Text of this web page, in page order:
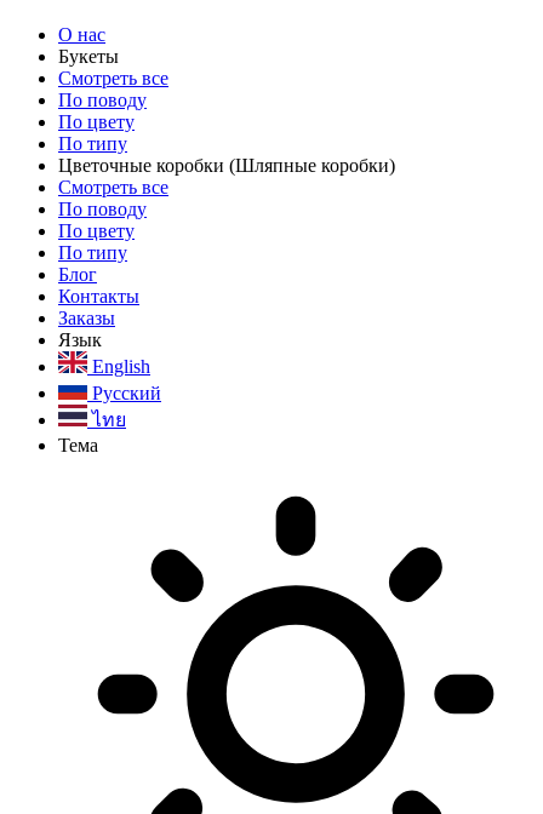
О нас
Букеты
Смотреть все
По поводу
По цвету
По типу
Цветочные коробки (Шляпные коробки)
Смотреть все
По поводу
По цвету
По типу
Блог
Контакты
Заказы
Язык
English
Русский
ไทย
Тема